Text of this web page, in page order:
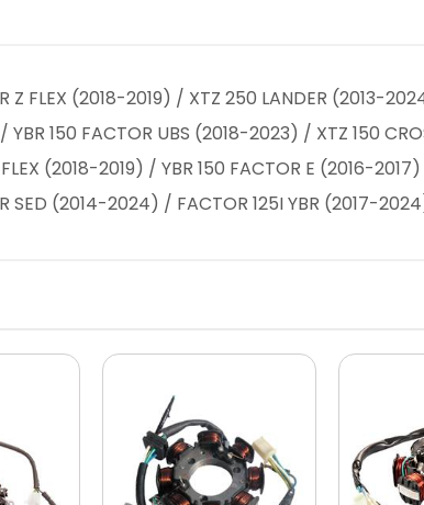
Z FLEX (2018-2019) / XTZ 250 LANDER (2013-
150 FACTOR UBS (2018-2023) / XTZ 150
(2018-2019) / YBR 150 FACTOR E (2016-2017)
SED (2014-2024) / FACTOR 125I YBR (2017-